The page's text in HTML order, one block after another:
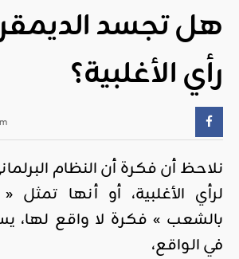
هل تجسد
رأي الأغلبية؟
نلاحظ أن فكرة أن النظام
لرأي الأغلبية، أو أنها
بالشعب » فكرة لا واقع لها،
في الواقع،